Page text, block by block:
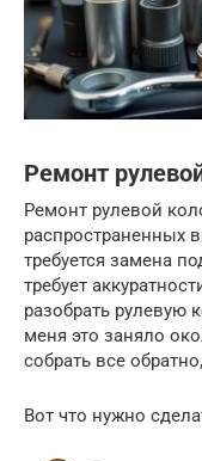
Ремонт
Ремонт рулевой
распространенных
требуется замена
требует
разобрать рулевую
меня это заняло
собрать все
Вот что нужно